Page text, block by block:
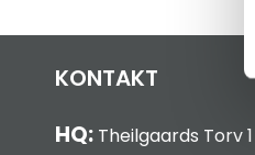
KONTAKT
HQ:Theilgaards Torv 1